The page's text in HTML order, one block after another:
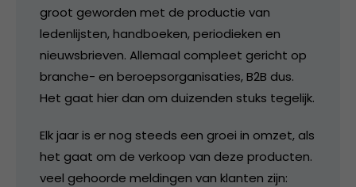
groot geworden met de productie van
ledenlijsten, handboeken, periodieken en
nieuwsbrieven. Allemaal compleet gericht op
branche- en beroepsorganisaties, B2B dus.
Het gaat hier dan om duizenden stuks tegelijk.
Elk jaar is er nog steeds een groei in omzet, als
het gaat om de verkoop van deze producten.
veel gehoorde meldingen van klanten zijn: